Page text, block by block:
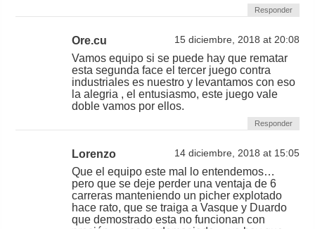
Responder
Ore.cu 15 diciembre, 2018 at 20:08
Vamos equipo si se puede hay que rematar
esta segunda face el tercer juego contra
industriales es nuestro y levantamos con eso
la alegria , el entusiasmo, este juego vale
doble vamos por ellos.
Responder
Lorenzo 14 diciembre, 2018 at 15:05
Que el equipo este mal lo entendemos…
pero que se deje perder una ventaja de 6
carreras manteniendo un picher explotado
hace rato, que se traiga a Vasque y Duardo
que demostrado esta no funcionan con